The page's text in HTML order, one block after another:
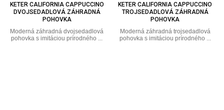
KETER CALIFORNIA CAPPUCCINO
DVOJSEDADLOVÁ ZÁHRADNÁ
POHOVKA
Moderná záhradná dvojsedadlová
pohovka s imitáciou prírodného ...
KETER CALIFORNIA CAPPUCCINO
TROJSEDADLOVÁ ZÁHRADNÁ
POHOVKA
Moderná záhradná trojsedadlová
pohovka s imitáciou prírodného ...